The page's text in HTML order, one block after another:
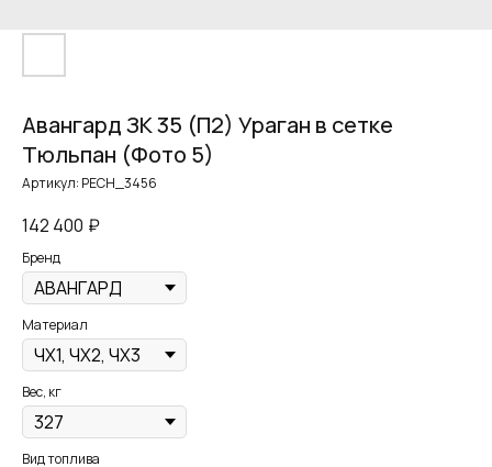
Авангард ЗК 35 (П2) Ураган в сетке
Тюльпан (Фото 5)
Артикул: PECH_3456
142 400 ₽
Бренд
Материал
Вес, кг
Вид топлива